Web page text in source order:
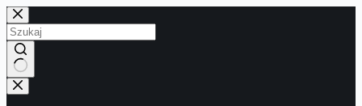
Przejdź
do
treści
Brak
wyników